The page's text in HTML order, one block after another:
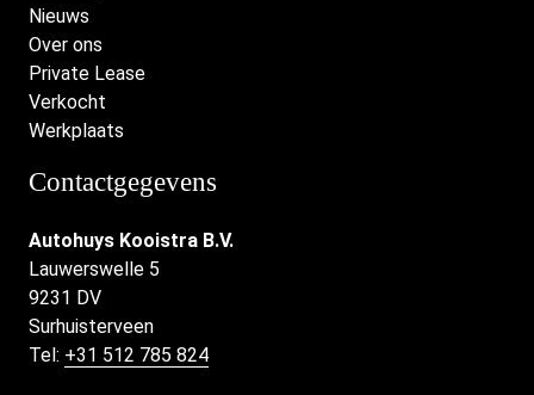
Nieuws
Over ons
Private Lease
Verkocht
Werkplaats
Contactgegevens
Autohuys Kooistra B.V.
Lauwerswelle 5
9231 DV
Surhuisterveen
Tel: +31 512 785 824